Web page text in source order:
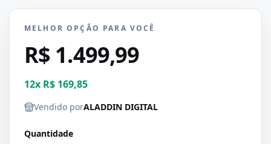
MELHOR OPÇÃO PARA VOCÊ
R$ 1.499,99
12x R$ 169,85
Vendido porALADDIN DIGITAL
Quantidade